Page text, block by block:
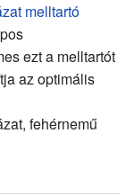
melltartó
ezt a melltartót
az optimális
fehérnemű